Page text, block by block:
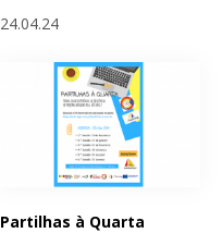
24.04.24
Partilhas à Quarta